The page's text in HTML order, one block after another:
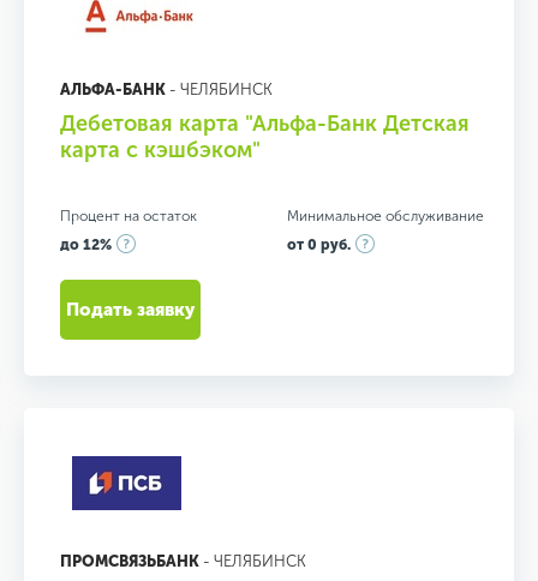
АЛЬФА-БАНК - ЧЕЛЯБИНСК
Дебетовая карта "Альфа-Банк Детская
карта с кэшбэком"
Процент на остаток
до 12%
Минимальное обслуживание
от 0 руб.
Подать заявку
ПРОМСВЯЗЬБАНК - ЧЕЛЯБИНСК